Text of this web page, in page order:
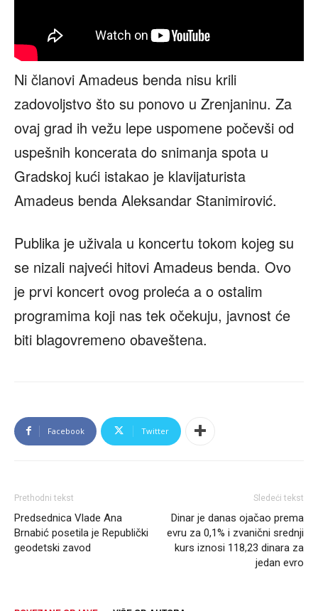
Ni članovi Amadeus benda nisu krili
zadovoljstvo što su ponovo u Zrenjaninu. Za
ovaj grad ih vežu lepe uspomene počevši od
uspešnih koncerata do snimanja spota u
Gradskoj kući istakao je klavijaturista
Amadeus benda Aleksandar Stanimirović.
Publika je uživala u koncertu tokom kojeg su
se nizali najveći hitovi Amadeus benda. Ovo
je prvi koncert ovog proleća a o ostalim
programima koji nas tek očekuju, javnost će
biti blagovremeno obaveštena.
Facebook Twitter
Prethodni tekst
Predsednica Vlade Ana
Brnabić posetila je Republički
geodetski zavod
Sledeći tekst
Dinar je danas ojačao prema
evru za 0,1% i zvanični srednji
kurs iznosi 118,23 dinara za
jedan evro